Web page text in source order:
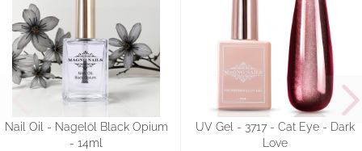
Nail Oil - Nagelöl Black Opium
- 14ml
UV Gel - 3717 - Cat Eye - Dark
Love